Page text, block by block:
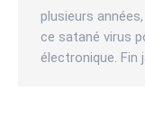
plusieurs
ce satané virus
électronique. Fin